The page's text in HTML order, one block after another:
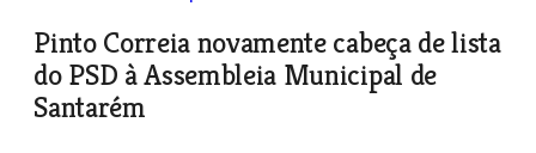
Pinto Correia novamente cabeça de lista
do PSD à Assembleia Municipal de
Santarém